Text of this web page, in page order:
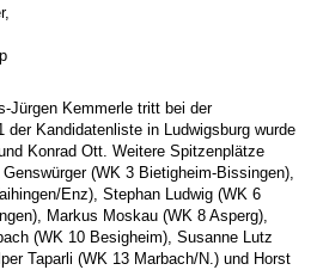
Jürgen Kemmerle tritt bei der
Kandidatenliste in Ludwigsburg wurde
Konrad Ott. Weitere Spitzenplätze
(WK 3 Bietigheim-Bissingen),
Enz), Stephan Ludwig (WK 6
Markus Moskau (WK 8 Asperg),
(WK 10 Besigheim), Susanne Lutz
Taparli (WK 13 Marbach/N.) und Horst